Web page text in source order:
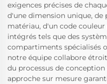
exigences précises de
d'une dimension unique, de
matériau, d'un code
intégrés tels que des
compartiments spécialisés
notre équipe collabore
du processus de
approche sur mesure